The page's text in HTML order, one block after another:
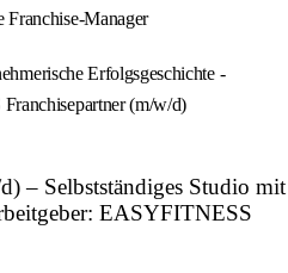
Franchise-Manager
Erfolgsgeschichte -
(m/w/d)
– Selbstständiges Studio mit
EASYFITNESS